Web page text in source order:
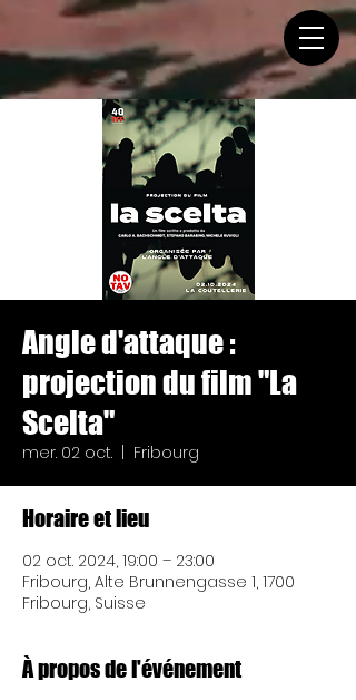
Angle d'attaque :
projection du film "La
Scelta"
mer. 02 oct. Fribourg
Horaire et lieu
02 oct. 2024, 19:00 – 23:00
Fribourg, Alte Brunnengasse 1, 1700
Fribourg, Suisse
À propos de l'événement